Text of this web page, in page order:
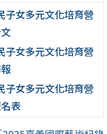
子女多元文化培育營
子女多元文化培育營
子女多元文化培育營
表